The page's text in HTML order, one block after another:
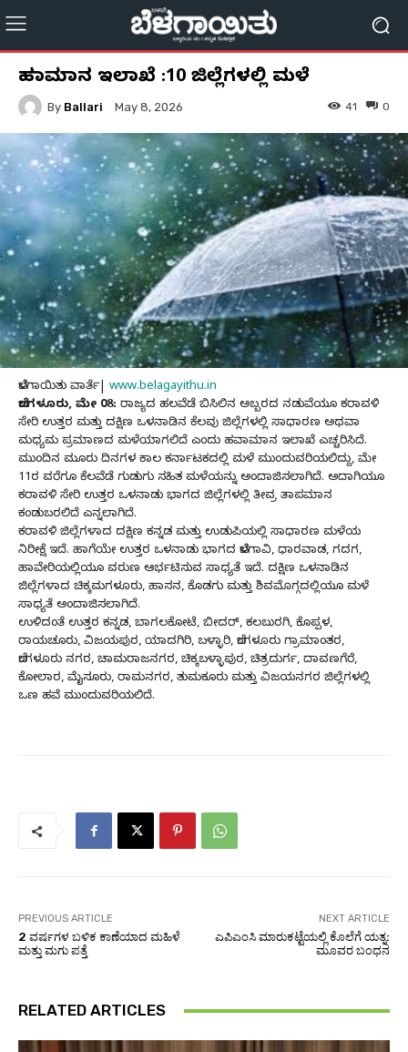
ಹವಾಮಾನ ಇಲಾಖೆ :10 ಜಿಲ್ಲೆಗಳಲ್ಲಿ ಮಳೆ
By Ballari May 8, 2026 0
41
ಬೆಳಗಾಯಿತು ವಾರ್ತೆ| www.belagayithu.in
ಬೆಂಗಳೂರು, ಮೇ 08: ರಾಜ್ಯದ ಹಲವೆಡೆ ಬಿಸಿಲಿನ ಅಬ್ಬರದ ನಡುವೆಯೂ ಕರಾವಳಿ
ಸೇರಿ ಉತ್ತರ ಮತ್ತು ದಕ್ಷಿಣ ಒಳನಾಡಿನ ಕೆಲವು ಜಿಲ್ಲೆಗಳಲ್ಲಿ ಸಾಧಾರಣ ಅಥವಾ
ಮಧ್ಯಮ ಪ್ರಮಾಣದ ಮಳೆಯಾಗಲಿದೆ ಎಂದು ಹವಾಮಾನ ಇಲಾಖೆ ಎಚ್ಚರಿಸಿದೆ.
ಮುಂದಿನ ಮೂರು ದಿನಗಳ ಕಾಲ ಕರ್ನಾಟಕದಲ್ಲಿ ಮಳೆ ಮುಂದುವರಿಯಲಿದ್ದು, ಮೇ
11ರ ವರೆಗೂ ಕೆಲವೆಡೆ ಗುಡುಗು ಸಹಿತ ಮಳೆಯನ್ನು ಅಂದಾಜಿಸಲಾಗಿದೆ. ಅದಾಗಿಯೂ
ಕರಾವಳಿ ಸೇರಿ ಉತ್ತರ ಒಳನಾಡು ಭಾಗದ ಜಿಲ್ಲೆಗಳಲ್ಲಿ ತೀವ್ರ ತಾಪಮಾನ
ಕಂಡುಬರಲಿದೆ ಎನ್ನಲಾಗಿದೆ.
ಕರಾವಳಿ ಜಿಲ್ಲೆಗಳಾದ ದಕ್ಷಿಣ ಕನ್ನಡ ಮತ್ತು ಉಡುಪಿಯಲ್ಲಿ ಸಾಧಾರಣ ಮಳೆಯ
ನಿರೀಕ್ಷೆ ಇದೆ. ಹಾಗೆಯೇ ಉತ್ತರ ಒಳನಾಡು ಭಾಗದ ಬೆಳಗಾವಿ, ಧಾರವಾಡ, ಗದಗ,
ಹಾವೇರಿಯಲ್ಲಿಯೂ ವರುಣ ಆರ್ಭಟಿಸುವ ಸಾಧ್ಯತೆ ಇದೆ. ದಕ್ಷಿಣ ಒಳನಾಡಿನ
ಜಿಲ್ಲೆಗಳಾದ ಚಿಕ್ಕಮಗಳೂರು, ಹಾಸನ, ಕೊಡಗು ಮತ್ತು ಶಿವಮೊಗ್ಗದಲ್ಲಿಯೂ ಮಳೆ
ಸಾಧ್ಯತೆ ಅಂದಾಜಿಸಲಾಗಿದೆ.
ಉಳಿದಂತೆ ಉತ್ತರ ಕನ್ನಡ, ಬಾಗಲಕೋಟೆ, ಬೀದರ್​​, ಕಲಬುರಗಿ, ಕೊಪ್ಪಳ,
ರಾಯಚೂರು, ವಿಜಯಪುರ, ಯಾದಗಿರಿ, ಬಳ್ಳಾರಿ, ಬೆಂಗಳೂರು ಗ್ರಾಮಾಂತರ,
ಬೆಂಗಳೂರು ನಗರ, ಚಾಮರಾಜನಗರ, ಚಿಕ್ಕಬಳ್ಳಾಪುರ, ಚಿತ್ರದುರ್ಗ, ದಾವಣಗೆರೆ,
ಕೋಲಾರ, ಮೈಸೂರು, ರಾಮನಗರ, ತುಮಕೂರು ಮತ್ತು ವಿಜಯನಗರ ಜಿಲ್ಲೆಗಳಲ್ಲಿ
ಒಣ ಹವೆ ಮುಂದುವರಿಯಲಿದೆ.
PREVIOUS ARTICLE
2 ವರ್ಷಗಳ ಬಳಿಕ ಕಾಣೆಯಾದ ಮಹಿಳೆ
ಮತ್ತು ಮಗು ಪತ್ತೆ
NEXT ARTICLE
ಎಪಿಎಂಸಿ ಮಾರುಕಟ್ಟೆಯಲ್ಲಿ ಕೊಲೆಗೆ ಯತ್ನ:
ಮೂವರ ಬಂಧನ
RELATED ARTICLES